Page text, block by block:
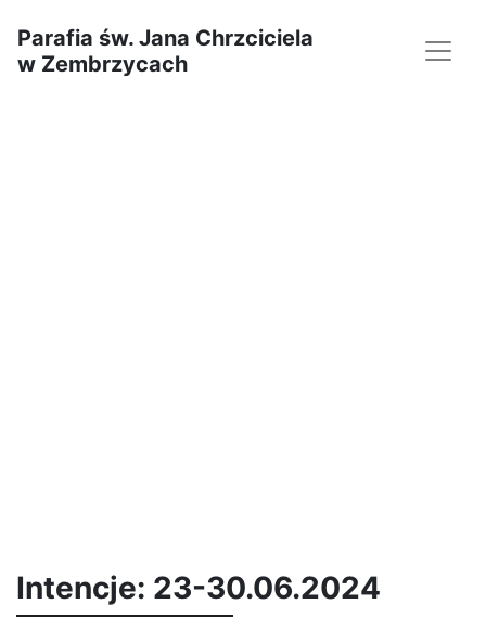
Parafia św. Jana Chrzciciela
w Zembrzycach
Intencje: 23-30.06.2024